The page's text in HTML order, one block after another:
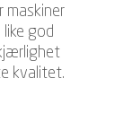
maskiner
like god
kvalitet.